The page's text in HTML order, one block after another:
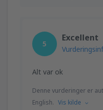
5
Excellent
Alt var ok
Denne vurderinger er
English. Vis kilde